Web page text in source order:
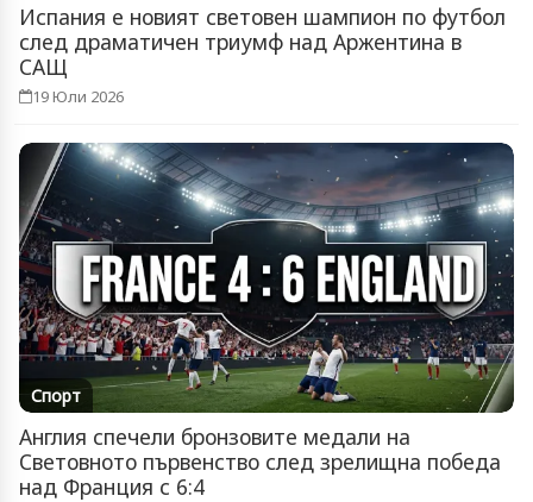
Испания е новият световен шампион по футбол
след драматичен триумф над Аржентина в
САЩ
19 Юли 2026
Спорт
Англия спечели бронзовите медали на
Световното първенство след зрелищна победа
над Франция с 6:4